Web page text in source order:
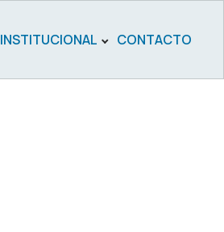
INSTITUCIONAL CONTACTO